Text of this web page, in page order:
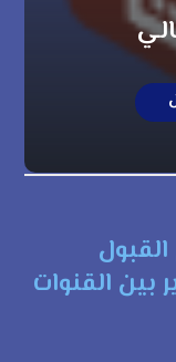
بين القنوات